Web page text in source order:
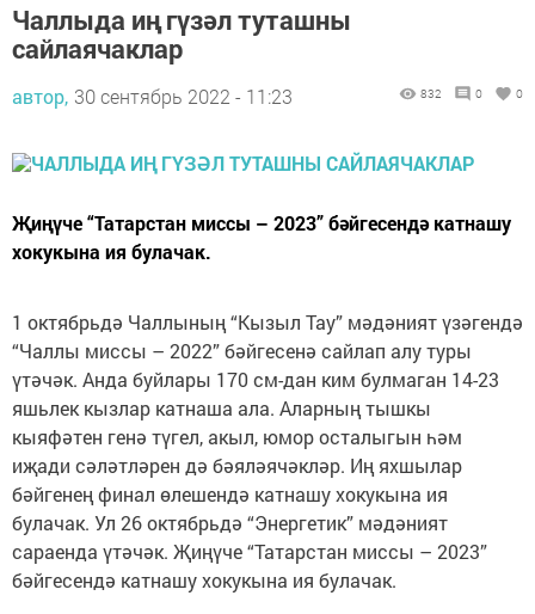
Чаллыда иң гүзәл туташны
сайлаячаклар
автор, 30 сентябрь 2022 - 11:23 832 0 0
Җиңүче “Татарстан миссы – 2023” бәйгесендә катнашу
хокукына ия булачак.
1 октябрьдә Чаллының “Кызыл Тау” мәдәният үзәгендә
“Чаллы миссы – 2022” бәйгесенә сайлап алу туры
үтәчәк. Анда буйлары 170 см-дан ким булмаган 14-23
яшьлек кызлар катнаша ала. Аларның тышкы
кыяфәтен генә түгел, акыл, юмор осталыгын һәм
иҗади сәләтләрен дә бәяләячәкләр. Иң яхшылар
бәйгенең финал өлешендә катнашу хокукына ия
булачак. Ул 26 октябрьдә “Энергетик” мәдәният
сараенда үтәчәк. Җиңүче “Татарстан миссы – 2023”
бәйгесендә катнашу хокукына ия булачак.